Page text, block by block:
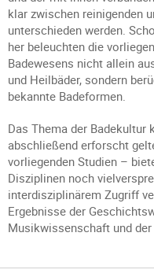
klar zwischen reinigenden
unterschieden werden.
her beleuchten die
Badewesens nicht allein
und Heilbäder, sondern
bekannte Badeformen.
Das Thema der Badekultur
abschließend erforscht
vorliegenden Studien –
Disziplinen noch
interdisziplinärem Zugriff
Ergebnisse der
Musikwissenschaft und